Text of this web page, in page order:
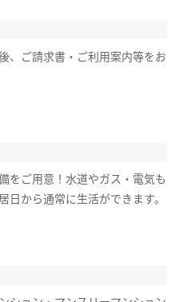
、ご請求書・ご利用案内等をお
をご用意！水道やガス・電気も
日から通常に生活ができます。